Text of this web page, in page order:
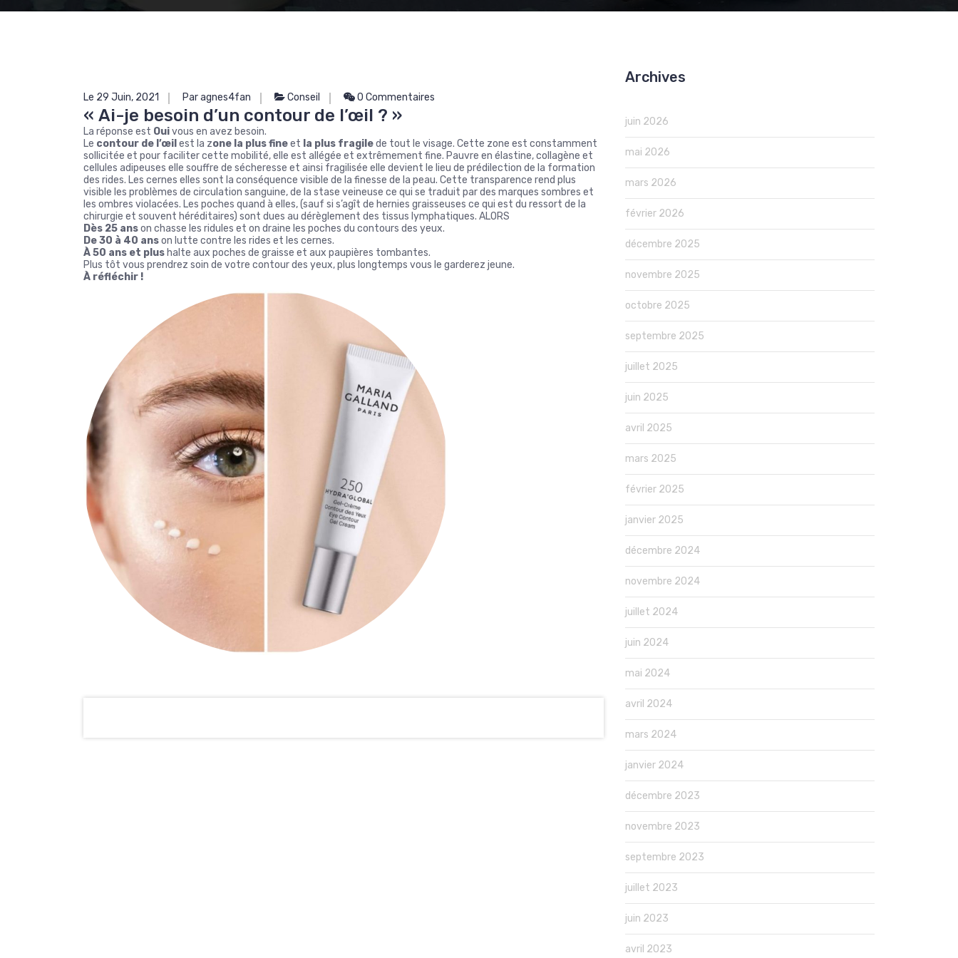
Le 29 Juin, 2021 Par agnes4fan Conseil 0 Commentaires
« Ai-je besoin d’un contour de l’œil ? »
La réponse est Ouivous en avez besoin.
Le contour de l’œil est la zone la plus fineet la plus fragilede tout le visage. Cette zone est constamment
sollicitée et pour faciliter cette mobilité, elle est allégée et extrêmement fine. Pauvre en élastine, collagène et
cellules adipeuses elle souffre de sécheresse et ainsi fragilisée elle devient le lieu de prédilection de la formation
des rides. Les cernes elles sont la conséquence visible de la finesse de la peau. Cette transparence rend plus
visible les problèmes de circulation sanguine, de la stase veineuse ce qui se traduit par des marques sombres et
les ombres violacées. Les poches quand à elles, (sauf si s’agît de hernies graisseuses ce qui est du ressort de la
chirurgie et souvent héréditaires) sont dues au dérèglement des tissus lymphatiques. ALORS
Dès 25 anson chasse les ridules et on draine les poches du contours des yeux.
De 30 à 40 anson lutte contre les rides et les cernes.
À 50 ans et plus halte aux poches de graisse et aux paupières tombantes.
Plus tôt vous prendrez soin de votre contour des yeux, plus longtemps vous le garderez jeune.
À réfléchir !
Archives
juin 2026
mai 2026
mars 2026
février 2026
décembre 2025
novembre 2025
octobre 2025
septembre 2025
juillet 2025
juin 2025
avril 2025
mars 2025
février 2025
janvier 2025
décembre 2024
novembre 2024
juillet 2024
juin 2024
mai 2024
avril 2024
mars 2024
janvier 2024
décembre 2023
novembre 2023
septembre 2023
juillet 2023
juin 2023
avril 2023